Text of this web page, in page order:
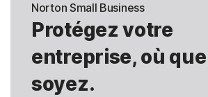
Norton Small Business
Protégez votre
entreprise, où
soyez.